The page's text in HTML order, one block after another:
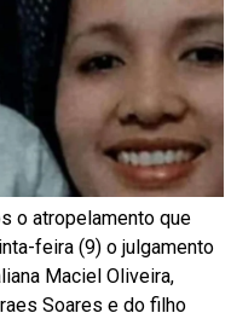
o atropelamento que
feira (9) o julgamento
Maciel Oliveira,
Soares e do filho